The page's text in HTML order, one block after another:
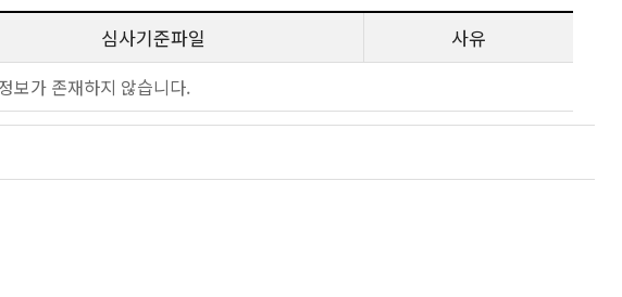
심사기준파일 사유
보가 존재하지 않습니다.